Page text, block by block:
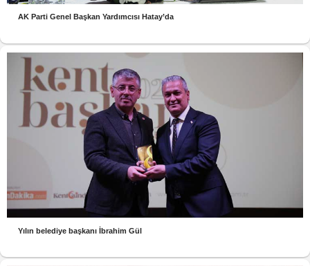
AK Parti Genel Başkan Yardımcısı Hatay’da
Yılın belediye başkanı İbrahim Gül